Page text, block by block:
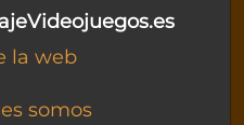
la web
somos